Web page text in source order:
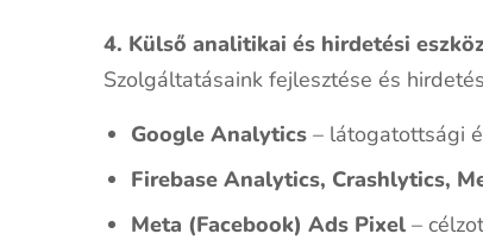
4. Külső analitikai és hirdetési
Szolgáltatásaink fejlesztése és
Google Analytics – látogatottsági
Firebase Analytics, Crashlytics,
Meta (Facebook) Ads Pixel –